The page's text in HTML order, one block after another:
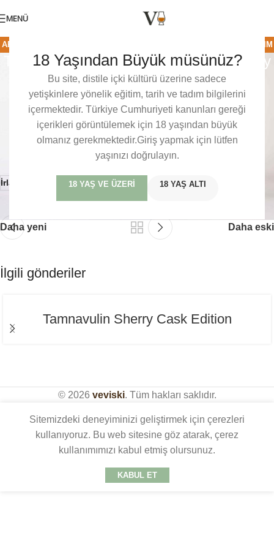
18 Yaşından Büyük müsünüz?
Bu site, distile içki kültürü üzerine sadece
yetişkinlere yönelik eğitim, tarih ve tadım bilgilerini
içermektedir. Türkiye Cumhuriyeti kanunları gereği
içerikleri görüntülemek için 18 yaşından büyük
olmanız gerekmektedir.Giriş yapmak için lütfen
yaşınızı doğrulayın.
18 YAŞ VE ÜZERI 18 YAŞ ALTI
MENÜ
AROMATIK
VISKI TADIM
NOTLARI
Two Stacks Polaris 2.1 – 7 Years Old Dry
Red Tokaji Finish
Baris MercanAçık 18/02/2024
0
Bu içerik sadece üyelerimize özeldir. veviski dünyasındaki bu
özel tadım notlarına, detaylı incelemelere ve üyelere özel
içeriklere erişmek için lütfen giriş yapın veya ücretsiz üye olun.
İrlanda Single Pot StillTadım Notları Two Stacks
Daha yeni Daha eski
İlgili gönderiler
Tamnavulin Sherry Cask Edition
© 2026 veviski. Tüm hakları saklıdır.
Sitemizdeki deneyiminizi geliştirmek için çerezleri
kullanıyoruz. Bu web sitesine göz atarak, çerez
kullanımımızı kabul etmiş olursunuz.
KABUL ET